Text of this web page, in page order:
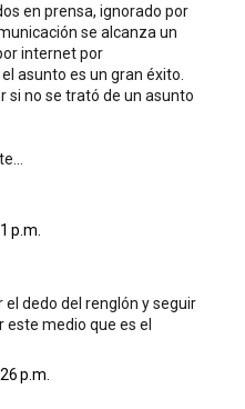
en prensa, ignorado por
se alcanza un
internet por
asunto es un gran éxito.
si no se trató de un asunto
p.m.
dedo del renglón y seguir
medio que es el
p.m.